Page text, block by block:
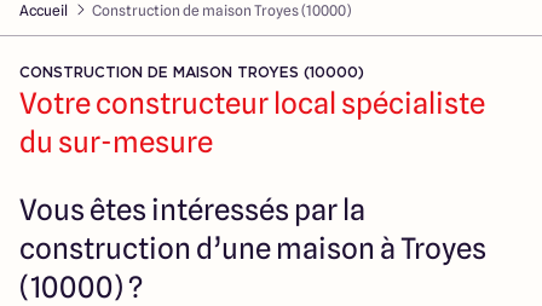
Votre projet
Qui sommes-nous
Maisons ARLOGIS Aube
40 Route de Troyes
10120 Saint-Germain
Accueil Construction de maison Troyes (10000)
CONSTRUCTION DE MAISON TROYES (10000)
Votre constructeur local spécialiste
du sur-mesure
Vous êtes intéressés par la
construction d’une maison à Troyes
(10000) ?